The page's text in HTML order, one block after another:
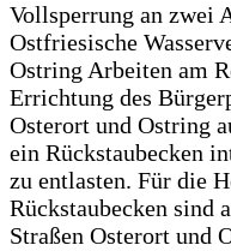
Vollsperrung an zwei
Ostfriesische
Ostring Arbeiten am
Errichtung des
Osterort und Ostring
ein Rückstaubecken
zu entlasten. Für die
Rückstaubecken sind
Straßen Osterort und